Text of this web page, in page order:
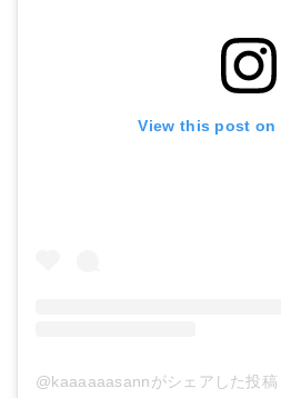
View this post on
@kaaaaaasannがシェアした投稿